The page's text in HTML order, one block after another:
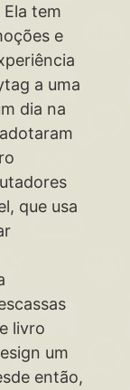
tem
e
a uma
dia na
que usa
livro
um
então,